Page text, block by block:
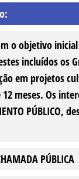
o objetivo
incluídos os
em projetos
meses. Os
PÚBLICO,
PÚBLICA